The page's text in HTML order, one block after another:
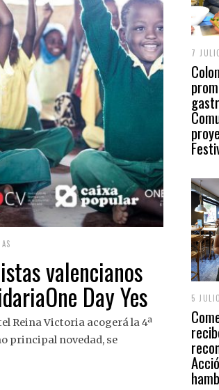
valencianos
Day Yes
Reina Victoria acogerá la 4ª
principal novedad, se
7
5